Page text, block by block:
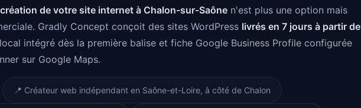
de votre site internet à Chalon-sur-Saône n'est plus une option mais
Gradly Concept conçoit des sites WordPress livrés en 7 jours à partir de
intégré dès la première balise et fiche Google Business Profile configurée
sur Google Maps.
📍 Créateur web indépendant en Saône-et-Loire, à côté de Chalon